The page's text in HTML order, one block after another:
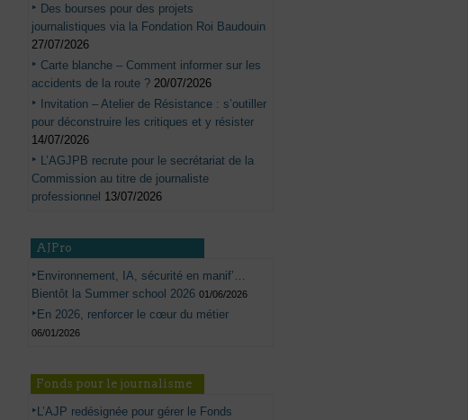
Des bourses pour des projets
journalistiques via la Fondation Roi Baudouin
27/07/2026
Carte blanche – Comment informer sur les
accidents de la route ? 20/07/2026
Invitation – Atelier de Résistance : s’outiller
pour déconstruire les critiques et y résister
14/07/2026
L’AGJPB recrute pour le secrétariat de la
Commission au titre de journaliste
professionnel 13/07/2026
AJPro
Environnement, IA, sécurité en manif’…
Bientôt la Summer school 2026 01/06/2026
En 2026, renforcer le cœur du métier
06/01/2026
Fonds pour le journalisme
L’AJP redésignée pour gérer le Fonds